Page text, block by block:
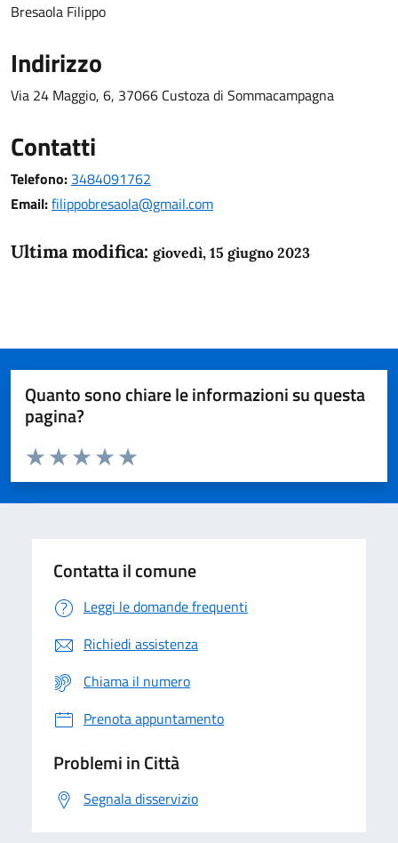
Bresaola Filippo
Indirizzo
Via 24 Maggio, 6, 37066 Custoza di Sommacampagna
Contatti
Telefono: 3484091762
Email:filippobresaola@gmail.com
Ultima modifica: giovedì, 15 giugno 2023
Quanto sono chiare le informazioni su questa
pagina?
Domanda
Valuta da 1 a 5 stelle la pagina
Valuta 5 stelle su 5
Valuta 4 stelle su 5
Valuta 3 stelle su 5
Valuta 2 stelle su 5
Valuta 1 stelle su 5
Contatta il comune
Leggi le domande frequenti
Richiedi assistenza
Chiama il numero
Prenota appuntamento
Problemi in Città
Segnala disservizio